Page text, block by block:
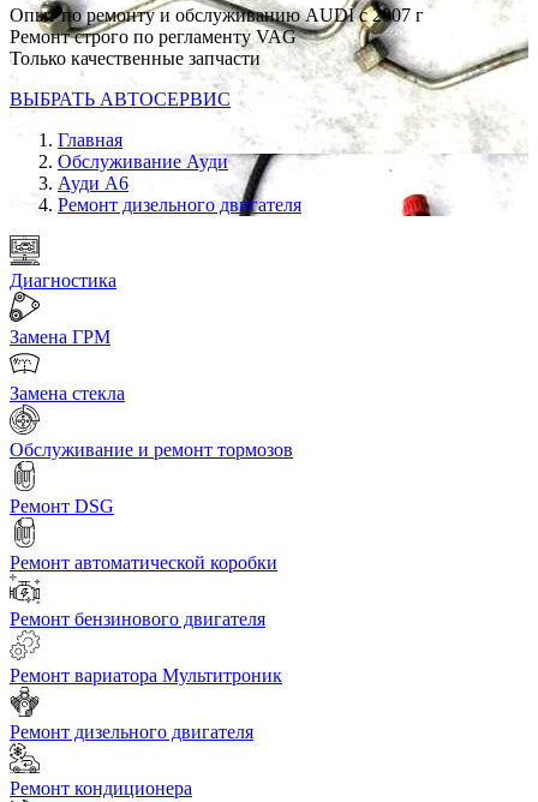
Опыт по ремонту и обслуживанию AUDI с 2007 г
Ремонт строго по регламенту VAG
Только качественные запчасти
ВЫБРАТЬ АВТОСЕРВИС
Главная
Обслуживание Ауди
Ауди А6
Ремонт дизельного двигателя
Диагностика
Замена ГРМ
Замена стекла
Обслуживание и ремонт тормозов
Ремонт DSG
Ремонт автоматической коробки
Ремонт бензинового двигателя
Ремонт вариатора Мультитроник
Ремонт дизельного двигателя
Ремонт кондиционера